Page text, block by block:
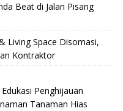
Beat di Jalan Pisang
Living Space Disomasi,
Kontraktor
Penghijauan
Tanaman Hias